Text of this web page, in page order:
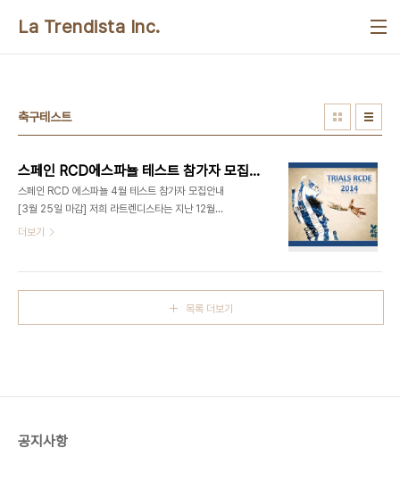
La Trendista Inc.
축구테스트
스페인 RCD에스파뇰 테스트 참가자 모집안내[4월]
스페인 RCD 에스파뇰 4월 테스트 참가자 모집안내
[3월 25일 마감] 저희 라트렌디스타는 지난 12월에
이어서 금년 4월에 진행되는 스페인 RCD 에스파뇰
Rey) 4회 우승, UEFA 컵 2회 준우승의 역사를 자
더보기
목록 더보기
공지사항